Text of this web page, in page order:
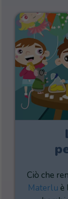
Ciò che
Materlu è